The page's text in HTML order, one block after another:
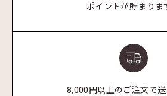
ポイントが貯まりま
8,000円以上のご注文で送